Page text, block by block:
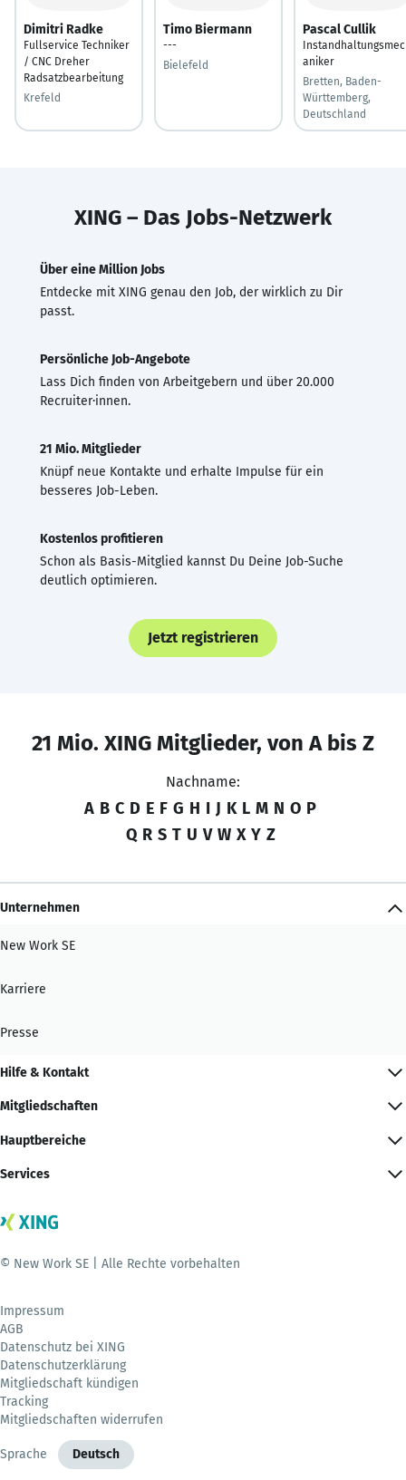
Dimitri Radke
Fullservice Techniker
/ CNC Dreher
Radsatzbearbeitung
Krefeld
Timo Biermann
---
Bielefeld
Pascal Cullik
aniker
Bretten, Baden-
Württemberg,
Deutschland
XING – Das Jobs-Netzwerk
Über eine Million Jobs
Entdecke mit XING genau den Job, der wirklich zu Dir
passt.
Persönliche Job-Angebote
Lass Dich finden von Arbeitgebern und über 20.000
Recruiter·innen.
21 Mio. Mitglieder
Knüpf neue Kontakte und erhalte Impulse für ein
besseres Job-Leben.
Kostenlos profitieren
Schon als Basis-Mitglied kannst Du Deine Job-Suche
deutlich optimieren.
Jetzt registrieren
21 Mio. XING Mitglieder, von A bis Z
Nachname:
A B C D E F G H I J K L M N O P
Q R S T U V W X Y Z
Unternehmen
New Work SE
Karriere
Presse
Hilfe & Kontakt
Mitgliedschaften
Hauptbereiche
Services
© New Work SE | Alle Rechte vorbehalten
Impressum
AGB
Datenschutz bei XING
Datenschutzerklärung
Mitgliedschaft kündigen
Tracking
Mitgliedschaften widerrufen
Sprache Deutsch